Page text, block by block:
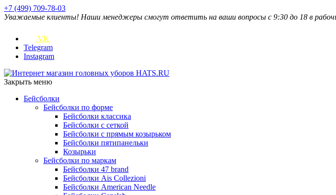
+7 (499) 709-78-03
Уважаемые клиенты! Наши менеджеры смогут ответить на ваши вопросы с 9:30 до 18 в
VK
Telegram
Instagram
Закрыть меню
Бейсболки
Бейсболки по форме
Бейсболки классика
Бейсболки с сеткой
Бейсболки с прямым козырьком
Бейсболки пятипанельки
Козырьки
Бейсболки по маркам
Бейсболки 47 brand
Бейсболки Ais Collezioni
Бейсболки American Needle